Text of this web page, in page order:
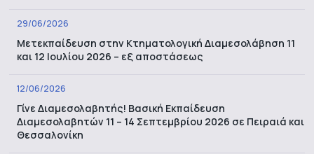
29/06/2026
Μετεκπαίδευση στην Κτηματολογική Διαμεσολάβηση 11
και 12 Ιουλίου 2026 – εξ αποστάσεως
12/06/2026
Γίνε Διαμεσολαβητής! Βασική Εκπαίδευση
Διαμεσολαβητών 11 – 14 Σεπτεμβρίου 2026 σε Πειραιά και
Θεσσαλονίκη